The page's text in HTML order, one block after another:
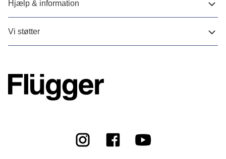
Hjælp & information
Vi støtter